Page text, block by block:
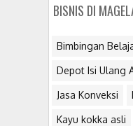
BISNIS DI
Bimbingan
Depot Isi Ulang
Jasa Konveksi
Kayu kokka asli